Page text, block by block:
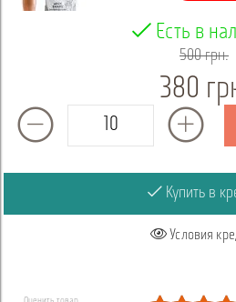
Есть в
500 грн.
380
Купить в
Условия